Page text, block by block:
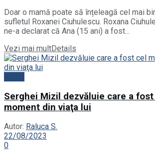
Doar o mamă poate să înțeleagă cel mai
sufletul Roxanei Ciuhulescu. Roxana
ne-a declarat că Ana (15 ani) a fost...
Vezi mai multDetails
Serghei Mizil dezvăluie care a
moment din viaţa lui
Autor: Raluca S.
22/08/2023
0